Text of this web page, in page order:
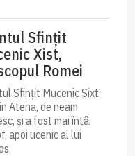
Sfințit
Xist,
Romei
Sfințit Mucenic Sixt
Atena, de neam
și a fost mai întâi
apoi ucenic al lui